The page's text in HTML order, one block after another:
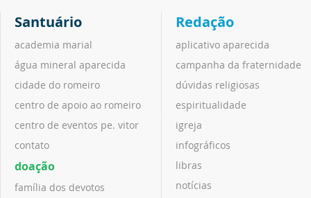
Santuário
academia marial
água mineral aparecida
cidade do romeiro
centro de apoio ao romeiro
centro de eventos pe. vitor
contato
doação
família dos devotos
Redação
aplicativo aparecida
campanha da fraternidade
dúvidas religiosas
espiritualidade
igreja
infográficos
libras
notícias